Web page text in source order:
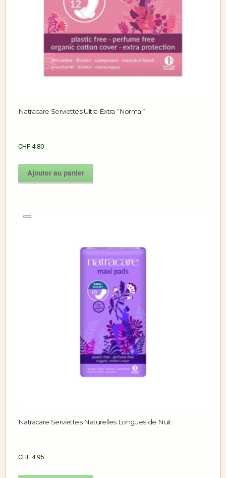
Natracare Serviettes Ultra Extra “Normal”
CHF 4.80
Ajouter au panier
Natracare Serviettes Naturelles Longues de Nuit
CHF 4.95